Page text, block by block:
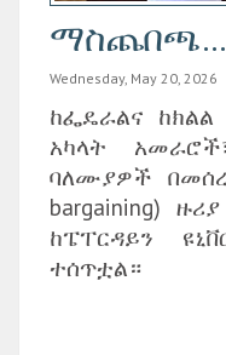
ማስጨበጫ...
Wednesday, May 20, 2026
ከፌዴራልና
አካላት
ባለሙያዎች
bargaining)
ከፔፐርዳይን
ተሰጥቷል።